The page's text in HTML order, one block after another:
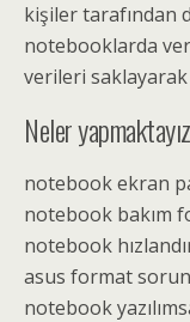
kişiler tarafından
notebooklarda
verileri saklayarak
Neler yapmaktayız
notebook ekran
notebook bakım
notebook
asus format
notebook